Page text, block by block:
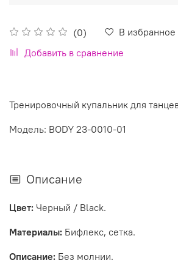
(0)
В избранное
Добавить в сравнение
Тренировочный купальник для
Модель: BODY 23-0010-01
Описание
Цвет: Черный / Black.
Материалы: Бифлекс, сетка.
Описание: Без молнии.